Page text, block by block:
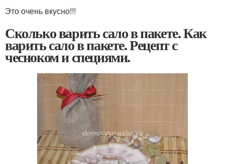
Это очень вкусно!!!
Сколько варить сало в пакете. Как
варить сало в пакете. Рецепт с
чесноком и специями.